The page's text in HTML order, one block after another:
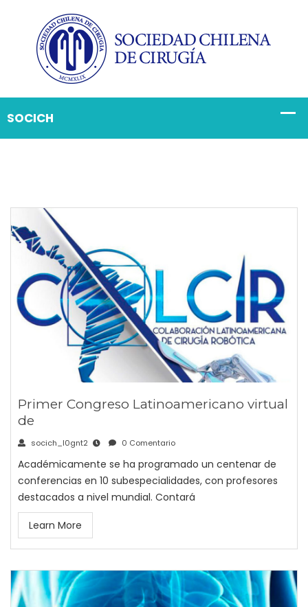
Primer Congreso Latinoamericano virtual
de
socich_l0gnt2 0 Comentario
Académicamente se ha programado un centenar de
conferencias en 10 subespecialidades, con profesores
destacados a nivel mundial. Contará
Learn More